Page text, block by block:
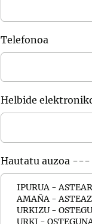
Telefonoa
Helbide
Hautatu auzoa ---